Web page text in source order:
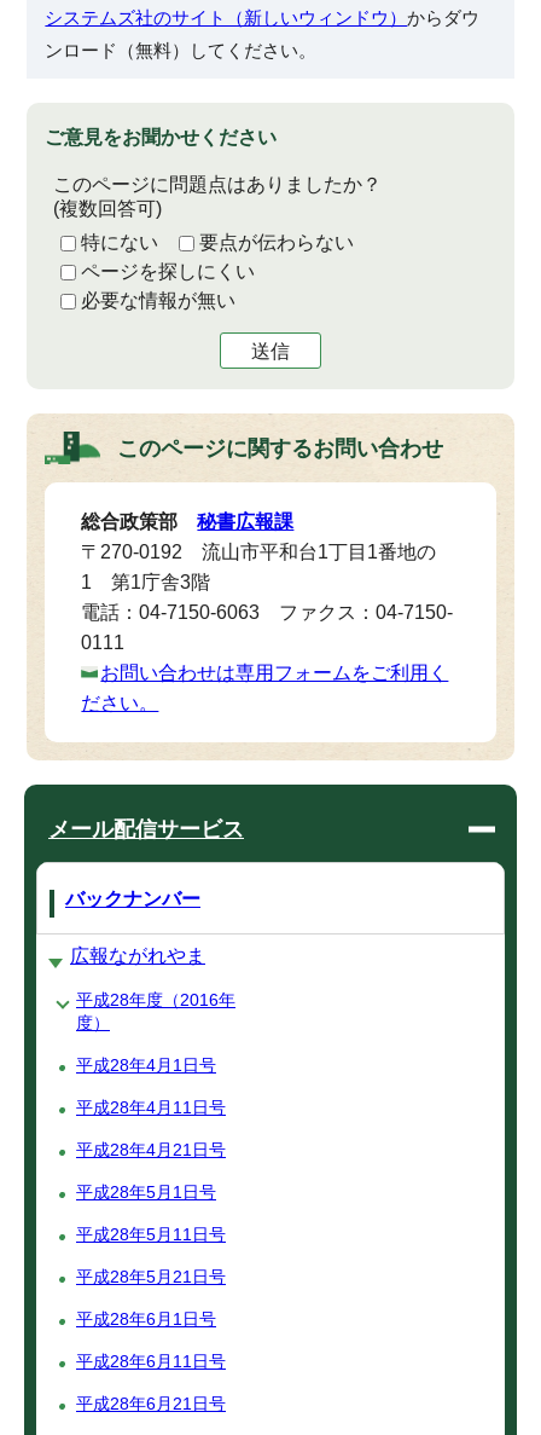
システムズ社のサイト（新しいウィンドウ）からダウ
ンロード（無料）してください。
ご意見をお聞かせください
このページに問題点はありましたか？
(複数回答可)
特にない
要点が伝わらない
ページを探しにくい
必要な情報が無い
送信
このページに関するお問い合わせ
総合政策部秘書広報課
〒270-0192 流山市平和台1丁目1番地の
1 第1庁舎3階
電話：04-7150-6063 ファクス：04-7150-
0111
お問い合わせは専用フォームをご利用く
ださい。
メール配信サービス
バックナンバー
広報ながれやま
平成28年度（2016年
度）
平成28年4月1日号
平成28年4月11日号
平成28年4月21日号
平成28年5月1日号
平成28年5月11日号
平成28年5月21日号
平成28年6月1日号
平成28年6月11日号
平成28年6月21日号